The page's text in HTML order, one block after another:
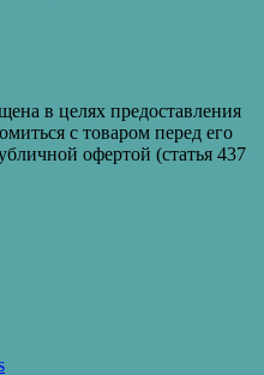
в целях предоставления
с товаром перед его
офертой (статья 437